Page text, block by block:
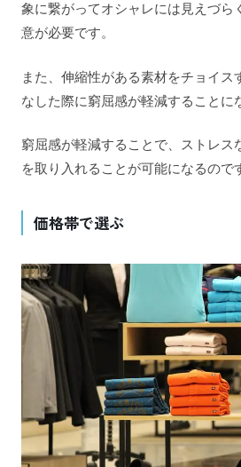
象に繋がってオシャレには見えづら
意が必要です。
また、伸縮性がある素材をチョイス
なした際に窮屈感が軽減することに
窮屈感が軽減することで、ストレス
を取り入れることが可能になるので
価格帯で選ぶ